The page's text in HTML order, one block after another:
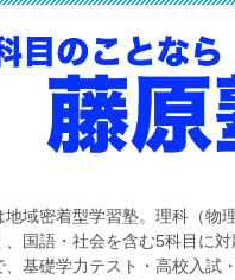
地域密着型学習塾。理科（物
、国語・社会を含む5科目に
基礎学力テスト・高校入試